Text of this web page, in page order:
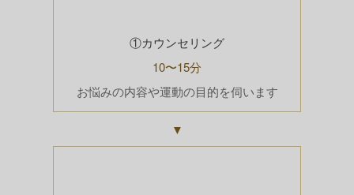
①カウンセリング
10〜15分
お悩みの内容や運動の目的を伺います
▼